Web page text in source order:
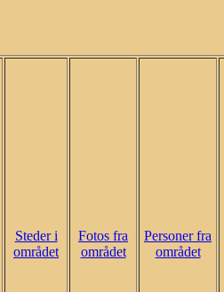
Steder i
området
Fotos fra
området
Personer fra
området